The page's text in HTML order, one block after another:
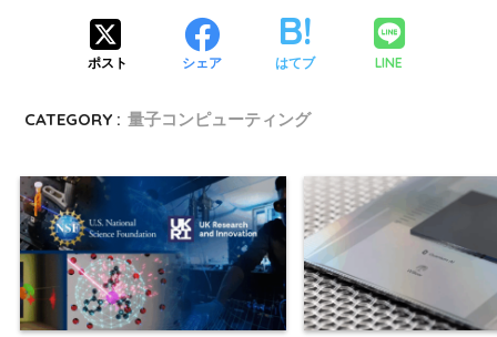
ポスト シェア はてブ LINE
CATEGORY : 量子コンピューティング